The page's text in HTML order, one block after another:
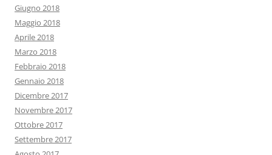
Giugno 2018
Maggio 2018
Aprile 2018
Marzo 2018
Febbraio 2018
Gennaio 2018
Dicembre 2017
Novembre 2017
Ottobre 2017
Settembre 2017